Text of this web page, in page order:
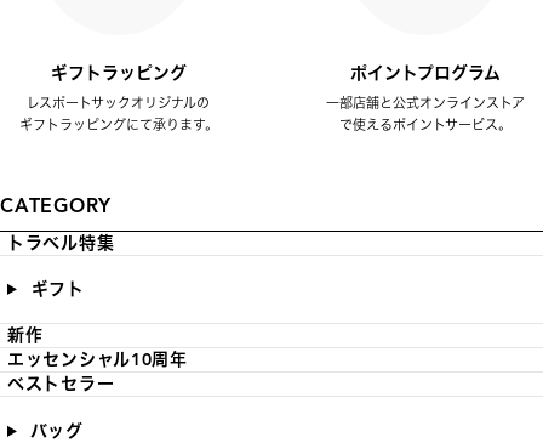
ギフトラッピング
レスポートサックオリジナルの
ギフトラッピングにて承ります。
ポイントプログラム
一部店舗と公式オンラインストア
で使えるポイントサービス。
CATEGORY
トラベル特集
ギフト
新作
エッセンシャル10周年
ベストセラー
バッグ